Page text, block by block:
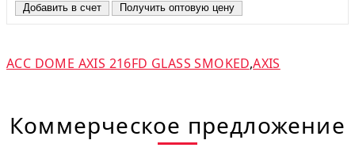
Добавить в счет Получить оптовую цену
ACC DOME AXIS 216FD GLASS SMOKED,AXIS
Коммерческое предложение